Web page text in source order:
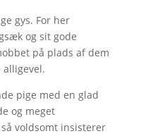
gys. For her
og sit gode
på plads af dem
alligevel.
pige med en glad
og meget
voldsomt insisterer